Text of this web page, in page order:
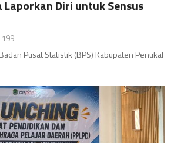
Diri untuk Sensus
199
Pusat Statistik (BPS) Kabupaten Penukal